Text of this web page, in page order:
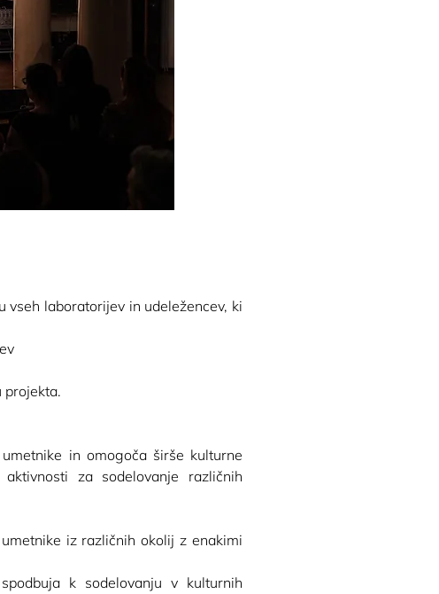
vseh laboratorijev in udeležencev, ki
projekta.
in omogoča širše kulturne
za sodelovanje različnih
iz različnih okolij z enakimi
k sodelovanju v kulturnih